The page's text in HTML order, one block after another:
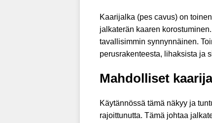
Kaarijalka (pes cavus) on
jalkaterän kaaren
tavallisimmin synnynnäinen.
perusrakenteesta, lihaksista ja
Mahdolliset
Käytännössä tämä näkyy ja
rajoittunutta. Tämä johtaa